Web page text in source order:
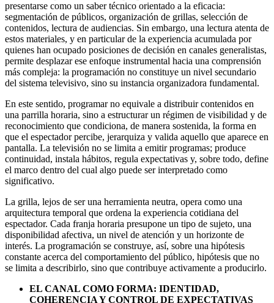
presentarse como un saber técnico orientado a la eficacia:
segmentación de públicos, organización de grillas, selección de
contenidos, lectura de audiencias. Sin embargo, una lectura atenta de
estos materiales, y en particular de la experiencia acumulada por
quienes han ocupado posiciones de decisión en canales generalistas,
permite desplazar ese enfoque instrumental hacia una comprensión
más compleja: la programación no constituye un nivel secundario
del sistema televisivo, sino su instancia organizadora fundamental.
En este sentido, programar no equivale a distribuir contenidos en
una parrilla horaria, sino a estructurar un régimen de visibilidad y de
reconocimiento que condiciona, de manera sostenida, la forma en
que el espectador percibe, jerarquiza y valida aquello que aparece en
pantalla. La televisión no se limita a emitir programas; produce
continuidad, instala hábitos, regula expectativas y, sobre todo, define
el marco dentro del cual algo puede ser interpretado como
significativo.
La grilla, lejos de ser una herramienta neutra, opera como una
arquitectura temporal que ordena la experiencia cotidiana del
espectador. Cada franja horaria presupone un tipo de sujeto, una
disponibilidad afectiva, un nivel de atención y un horizonte de
interés. La programación se construye, así, sobre una hipótesis
constante acerca del comportamiento del público, hipótesis que no
se limita a describirlo, sino que contribuye activamente a producirlo.
EL CANAL COMO FORMA: IDENTIDAD,
COHERENCIA Y CONTROL DE EXPECTATIVAS